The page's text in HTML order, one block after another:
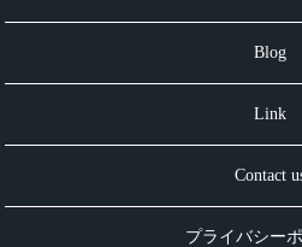
Blog
Link
Contact
プライバシー